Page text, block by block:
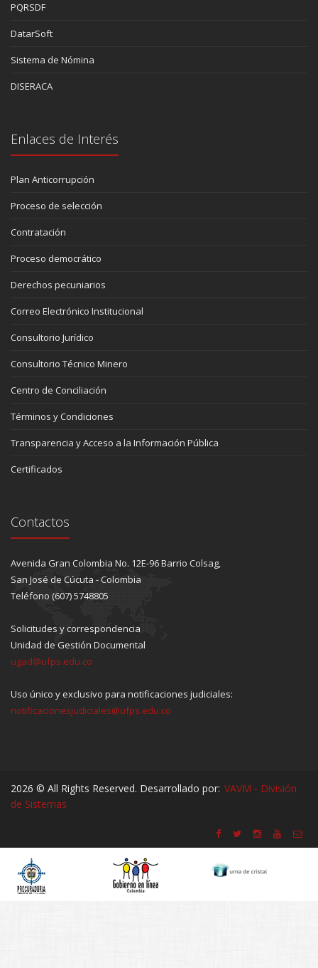
PQRSDF
DatarSoft
Sistema de Nómina
DISERACA
Enlaces de Interés
Plan Anticorrupción
Proceso de selección
Contratación
Proceso democrático
Derechos pecuniarios
Correo Electrónico Institucional
Consultorio Jurídico
Consultorio Técnico Minero
Centro de Conciliación
Términos y Condiciones
Transparencia y Acceso a la Información Pública
Certificados
Contactos
Avenida Gran Colombia No. 12E-96 Barrio Colsag,
San José de Cúcuta - Colombia
Teléfono (607) 5748805
Solicitudes y correspondencia
Unidad de Gestión Documental
ugad@ufps.edu.co
Uso único y exclusivo para notificaciones judiciales:
notificacionesjudiciales@ufps.edu.co
2026 © All Rights Reserved. Desarrollado por: VAVM - División
de Sistemas